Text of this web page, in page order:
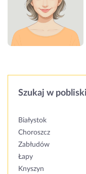
Szukaj w
Białystok
Choroszcz
Zabłudów
Łapy
Knyszyn